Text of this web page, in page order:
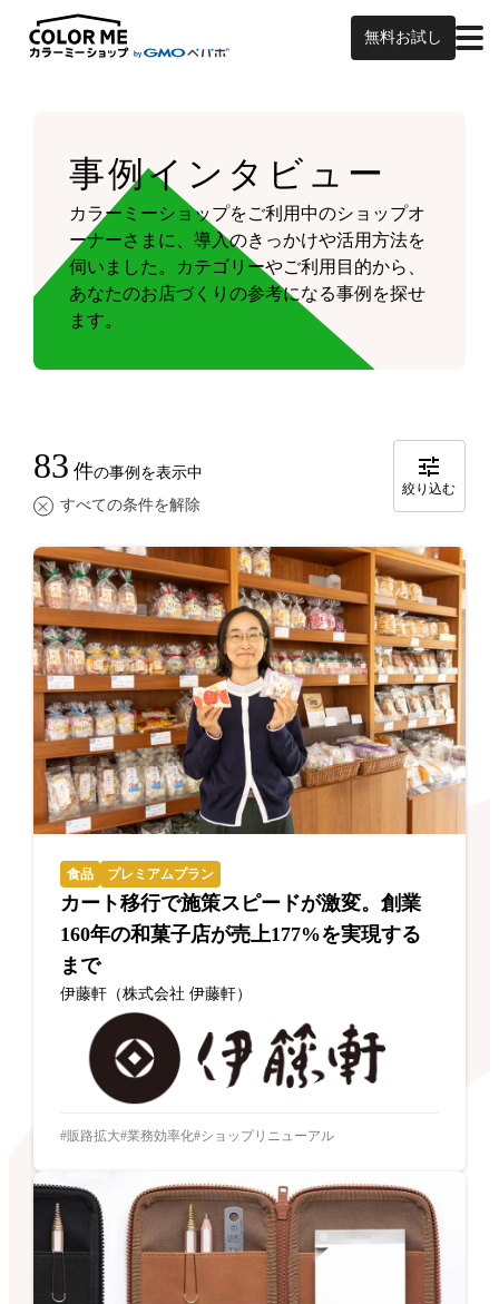
無料お試し
事例インタビュー
カラーミーショップをご利用中のショップオ
ーナーさまに、導入のきっかけや活用方法を
伺いました。 カテゴリーやご利用目的から、
あなたのお店づくりの参考になる事例を探せ
ます。
83 件の事例を表示中
すべての条件を解除
絞り込む
食品 プレミアムプラン
カート移行で施策スピードが激変。創業
160年の和菓子店が売上177%を実現する
まで
伊藤軒（株式会社 伊藤軒）
販路拡大 業務効率化 ショップリニューアル